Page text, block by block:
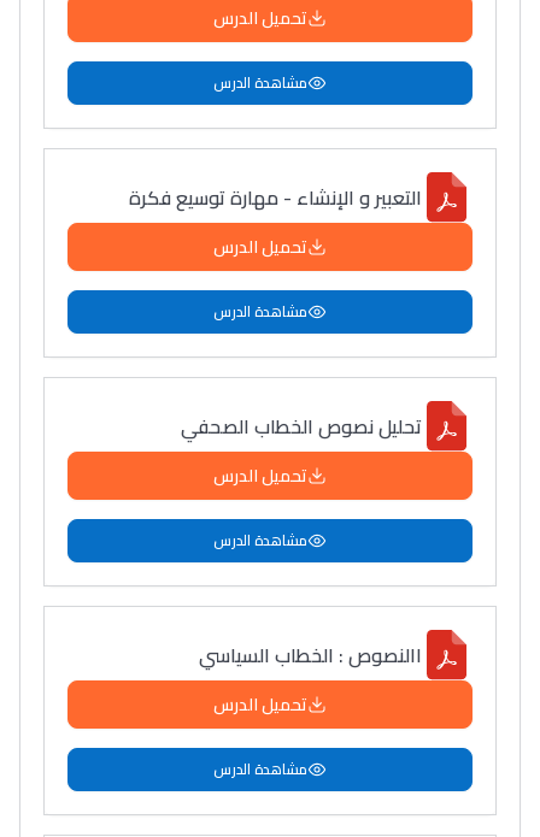
تحميل الدرس
مشاهدة الدرس
التعبير و الإنشاء - مهارة توسيع فكرة
تحميل الدرس
مشاهدة الدرس
تحليل نصوص الخطاب الصحفي
تحميل الدرس
مشاهدة الدرس
االنصوص : الخطاب السياسي
تحميل الدرس
مشاهدة الدرس